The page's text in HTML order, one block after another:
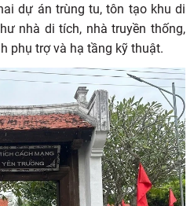
dự án trùng tu, tôn tạo khu di
nhà di tích, nhà truyền thống,
phụ trợ và hạ tầng kỹ thuật.